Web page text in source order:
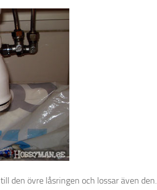
den övre låsringen och lossar även den.